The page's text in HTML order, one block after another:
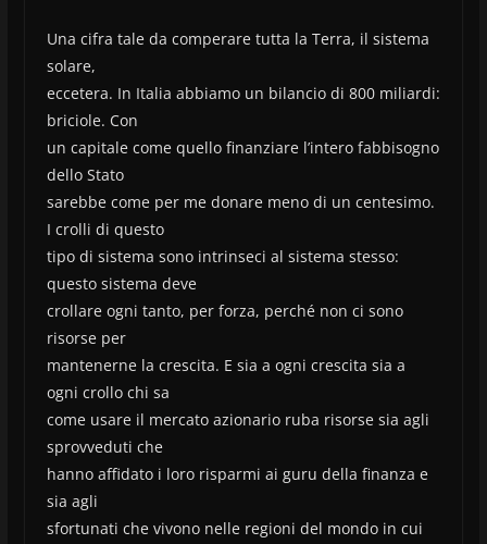
Una cifra tale da comperare tutta la Terra, il sistema
solare,
eccetera. In Italia abbiamo un bilancio di 800 miliardi:
briciole. Con
un capitale come quello finanziare l’intero fabbisogno
dello Stato
sarebbe come per me donare meno di un centesimo.
I crolli di questo
tipo di sistema sono intrinseci al sistema stesso:
questo sistema deve
crollare ogni tanto, per forza, perché non ci sono
risorse per
mantenerne la crescita. E sia a ogni crescita sia a
ogni crollo chi sa
come usare il mercato azionario ruba risorse sia agli
sprovveduti che
hanno affidato i loro risparmi ai guru della finanza e
sia agli
sfortunati che vivono nelle regioni del mondo in cui